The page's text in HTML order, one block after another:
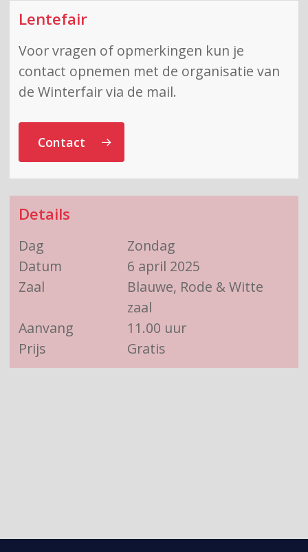
Lentefair
Voor vragen of opmerkingen kun je
contact opnemen met de organisatie van
de Winterfair via de mail.
Contact
Details
Dag
Zondag
Datum
6 april 2025
Zaal
Blauwe, Rode & Witte
zaal
Aanvang
11.00 uur
Prijs
Gratis